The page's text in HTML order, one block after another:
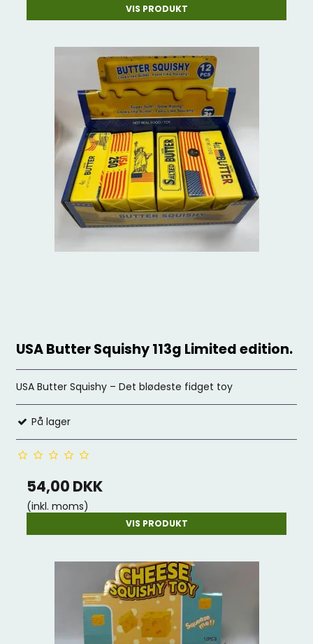
VIS PRODUKT
USA Butter Squishy 113g Limited edition.
USA Butter Squishy – Det blødeste fidget toy
På lager
54,00 DKK
(inkl. moms)
VIS PRODUKT